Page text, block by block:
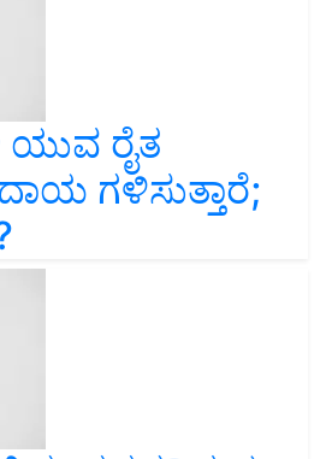
ರೈತ
ಗಳಿಸುತ್ತಾರೆ;